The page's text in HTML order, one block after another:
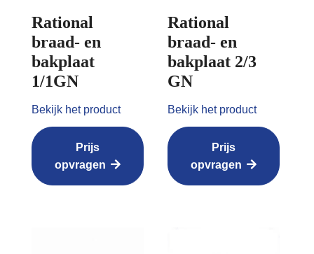
Rational
braad- en
bakplaat
1/1GN
Bekijk het product
Prijs
opvragen
Rational
braad- en
bakplaat 2/3
GN
Bekijk het product
Prijs
opvragen